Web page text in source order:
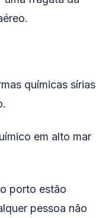
químicas sírias
em alto mar
porto estão
pessoa não